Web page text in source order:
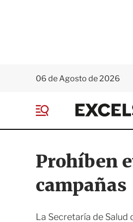
06 de Agosto de 2026
e
Prohíben
campañas
La Secretaría de